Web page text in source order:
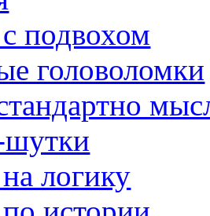
подвохом
головоломки
шутки
логику